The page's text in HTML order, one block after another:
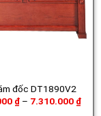
đốc DT1890V2
₫ – 7.310.000 ₫
giá: